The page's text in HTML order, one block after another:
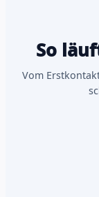
So
Vom